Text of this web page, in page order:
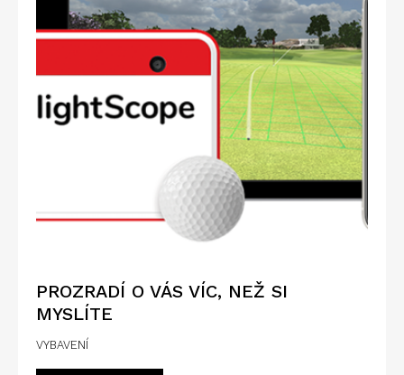
PROZRADÍ O VÁS VÍC, NEŽ SI
MYSLÍTE
VYBAVENÍ